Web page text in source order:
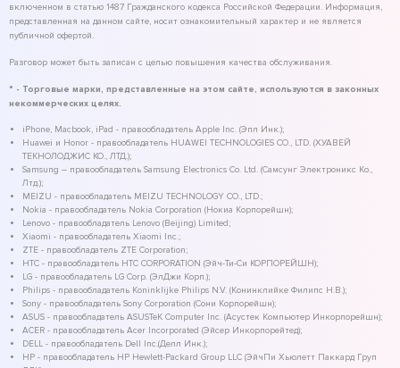
включенном в статью 1487 Гражданского кодекса Российской Федерации. Информация,
представленная на данном сайте, носит ознакомительный характер и не является
публичной офертой.
Разговор может быть записан с целью повышения качества обслуживания.
* - Торговые марки, представленные на этом сайте, используются в законных
некоммерческих целях.
iPhone, Macbook, iPad - правообладатель Apple Inc. (Эпл Инк.);
Huawei и Honor - правообладатель HUAWEI TECHNOLOGIES CO., LTD. (ХУАВЕЙ
ТЕКНОЛОДЖИС КО., ЛТД.);
Samsung – правообладатель Samsung Electronics Co. Ltd. (Самсунг Электроникс Ко.,
Лтд.);
MEIZU - правообладатель MEIZU TECHNOLOGY CO., LTD.;
Nokia - правообладатель Nokia Corporation (Нокиа Корпорейшн);
Lenovo - правообладатель Lenovo (Beijing) Limited;
Xiaomi - правообладатель Xiaomi Inc.;
ZTE - правообладатель ZTE Corporation;
HTC - правообладатель HTC CORPORATION (Эйч-Ти-Си КОРПОРЕЙШН);
LG - правообладатель LG Corp. (ЭлДжи Корп.);
Philips - правообладатель Koninklijke Philips N.V. (Конинклийке Филипс Н.В.);
Sony - правообладатель Sony Corporation (Сони Корпорейшн);
ASUS - правообладатель ASUSTeK Computer Inc. (Асустек Компьютер Инкорпорейшн);
ACER - правообладатель Acer Incorporated (Эйсер Инкорпорейтед);
DELL - правообладатель Dell Inc.(Делл Инк.);
HP - правообладатель HP Hewlett-Packard Group LLC (ЭйчПи Хьюлетт Паккард Груп